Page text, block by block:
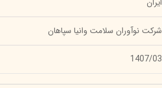
شرکت نوآوران سلامت وانیا سپاهان
1407/03